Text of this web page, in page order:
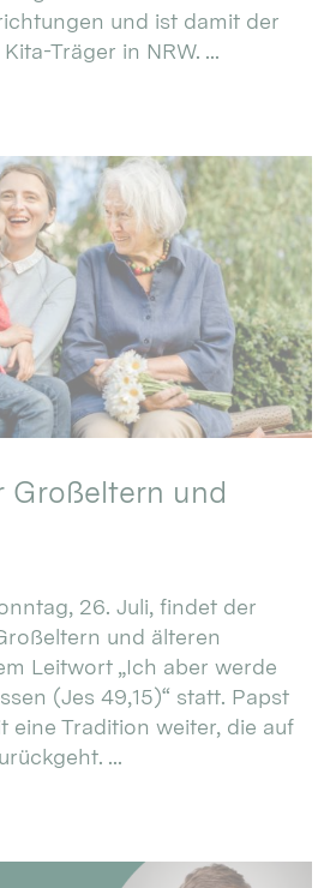
und ist damit der
Träger in NRW. ...
Großeltern und
26. Juli, findet der
und älteren
Leitwort „Ich aber werde
(Jes 49,15)“ statt. Papst
eine Tradition weiter, die auf
...